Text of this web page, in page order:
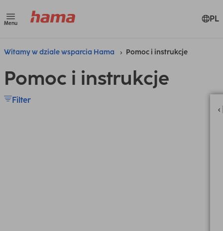
Menu PL
Witamy w dziale wsparcia Hama Pomoc i instrukcje
Pomoc i instrukcje
Filter